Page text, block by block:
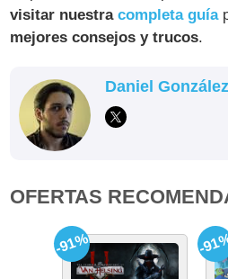
visitar nuestracompleta guía
mejores consejos y trucos.
Daniel González
OFERTAS
-91% -